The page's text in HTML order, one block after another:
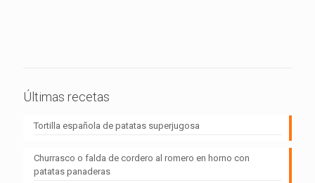
Últimas recetas
Tortilla española de patatas superjugosa
Churrasco o falda de cordero al romero en horno con
patatas panaderas